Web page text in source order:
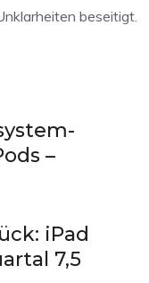
beseitigt.
–
iPad
7,5